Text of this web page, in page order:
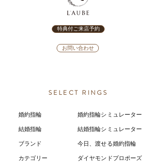
特典付ご来店予約
お問い合わせ
SELECT RINGS
婚約指輪
結婚指輪
ブランド
カテゴリー
婚約指輪シミュレーター
結婚指輪シミ ュレーター
今日、渡せる婚約指輪
ダイヤモンドプロポーズ